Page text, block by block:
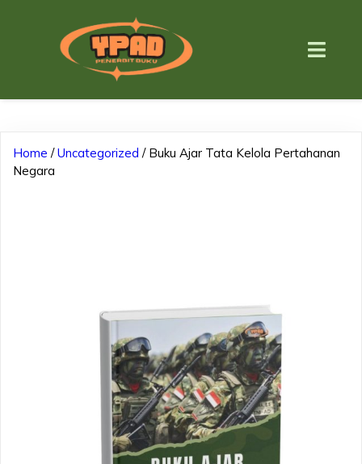
Home /Uncategorized / Buku Ajar Tata Kelola Pertahanan
Negara